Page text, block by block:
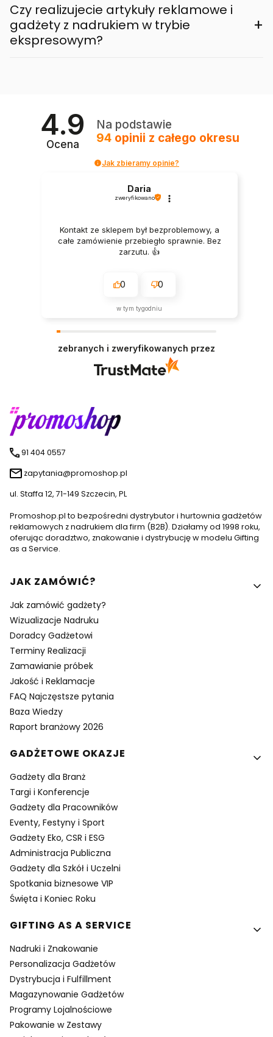
Czy realizujecie artykuły reklamowe i
gadżety z nadrukiem w trybie
ekspresowym?
+
4.9
Ocena
Na podstawie
94 opinii z całego okresu
Jak zbieramy opinie?
Daria
zweryfikowano
Kontakt ze sklepem był bezproblemowy, a
całe zamówienie przebiegło sprawnie. Bez
zarzutu. 👍️
0 0
w tym tygodniu
zebranych i zweryfikowanych przez
91 404 0557
zapytania@promoshop.pl
ul. Staffa 12, 71-149 Szczecin, PL
Promoshop.pl to bezpośredni dystrybutor i hurtownia gadżetów
reklamowych z nadrukiem dla firm (B2B). Działamy od 1998 roku,
oferując doradztwo, znakowanie i dystrybucję w modelu Gifting
as a Service.
Linki w stopce
JAK ZAMÓWIĆ?
Jak zamówić gadżety?
Wizualizacje Nadruku
Doradcy Gadżetowi
Terminy Realizacji
Zamawianie próbek
Jakość i Reklamacje
FAQ Najczęstsze pytania
Baza Wiedzy
Raport branżowy 2026
GADŻETOWE OKAZJE
Gadżety dla Branż
Targi i Konferencje
Gadżety dla Pracowników
Eventy, Festyny i Sport
Gadżety Eko, CSR i ESG
Administracja Publiczna
Gadżety dla Szkół i Uczelni
Spotkania biznesowe VIP
Święta i Koniec Roku
GIFTING AS A SERVICE
Nadruki i Znakowanie
Personalizacja Gadżetów
Dystrybucja i Fulfillment
Magazynowanie Gadżetów
Programy Lojalnościowe
Pakowanie w Zestawy